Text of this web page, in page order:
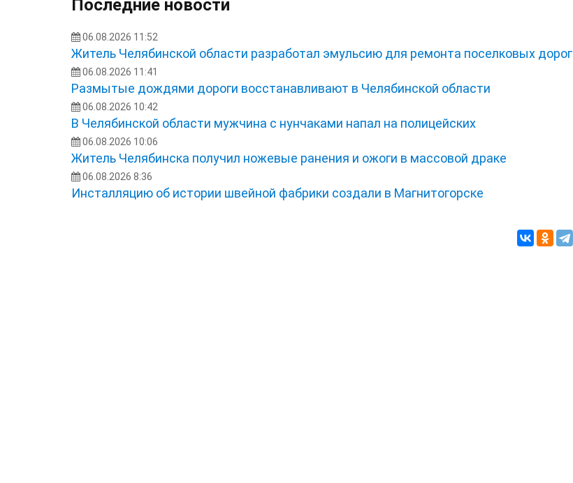
Последние новости
06.08.2026 11:52
Житель Челябинской области разработал эмульсию для ремонта поселковых дорог
06.08.2026 11:41
Размытые дождями дороги восстанавливают в Челябинской области
06.08.2026 10:42
В Челябинской области мужчина с нунчаками напал на полицейских
06.08.2026 10:06
Житель Челябинска получил ножевые ранения и ожоги в массовой драке
06.08.2026 8:36
Инсталляцию об истории швейной фабрики создали в Магнитогорске